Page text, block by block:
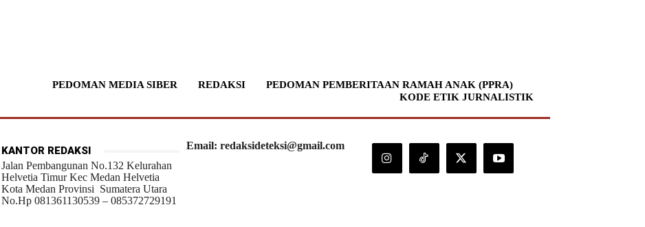
PEDOMAN MEDIA SIBER REDAKSI
PEDOMAN PEMBERITAAN RAMAH ANAK (PPRA)
KODE ETIK JURNALISTIK
KANTOR REDAKSI
Jalan Pembangunan No.132 Kelurahan
Helvetia Timur Kec Medan Helvetia
Kota Medan Provinsi Sumatera Utara
No.Hp 081361130539 – 085372729191
Email: redaksideteksi@gmail.com